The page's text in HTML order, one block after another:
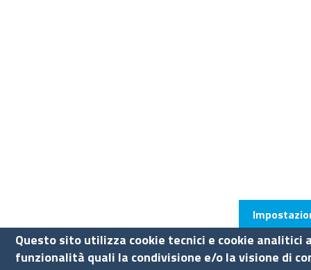
Questo sito utilizza cookie tecnici e cookie analitici
funzionalità quali la condivisione e/o la visione di